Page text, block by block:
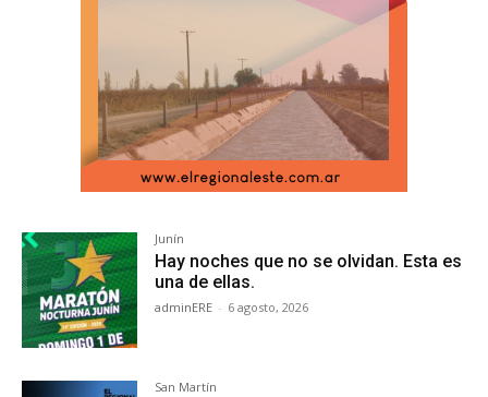
Junín
Hay noches que no se olvidan. Esta es
una de ellas.
adminERE - 6 agosto, 2026
San Martín